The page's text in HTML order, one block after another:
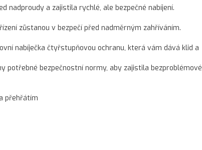
nadproudy a zajistila rychlé, ale bezpečné nabíjení.
zůstanou v bezpečí před nadměrným zahříváním.
nabíječka čtyřstupňovou ochranu, která vám dává klid a
potřebné bezpečnostní normy, aby zajistila bezproblémové
přehřátím